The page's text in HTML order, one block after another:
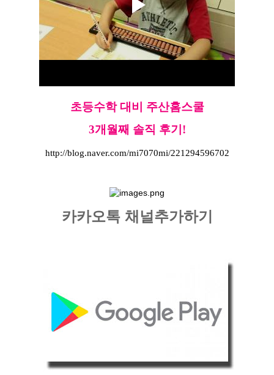
초등수학 대비
주산홈스쿨
3개월째 솔직 후기!
http://blog.naver.com/mi7070mi/221294596702
카카오톡 채널추가하기